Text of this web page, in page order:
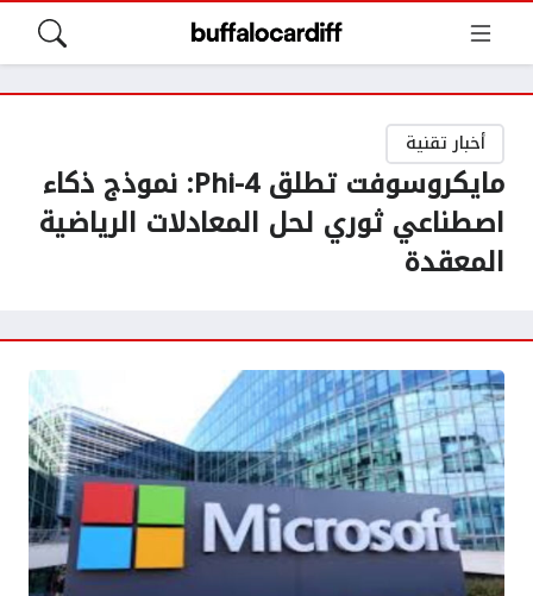
أخبار تقنية
مايكروسوفت تطلق Phi-4: نموذج ذكاء
اصطناعي ثوري لحل المعادلات الرياضية
المعقدة